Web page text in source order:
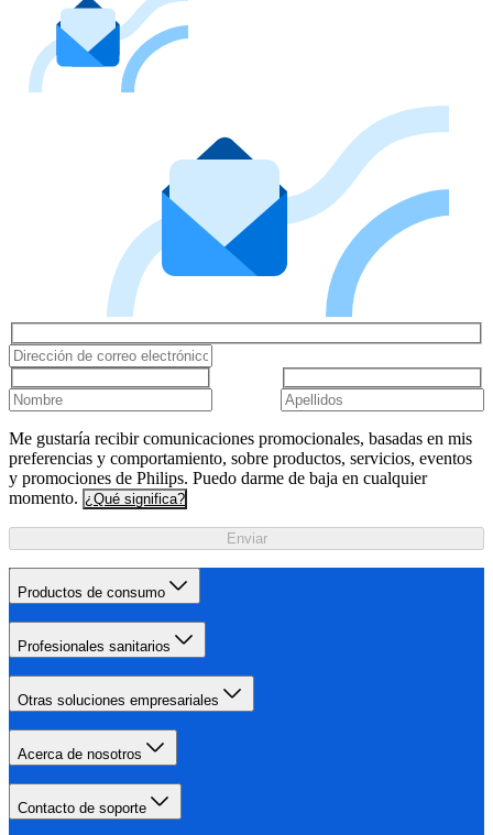
Me gustaría recibir comunicaciones promocionales, basadas en mis
preferencias y comportamiento, sobre productos, servicios, eventos
y promociones de Philips. Puedo darme de baja en cualquier
momento. ¿Qué significa?
Enviar
Productos de consumo
Profesionales sanitarios
Otras soluciones empresariales
Acerca de nosotros
Contacto de soporte